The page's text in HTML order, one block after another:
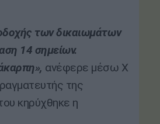
των δικαιωμάτων
14 σημείων.
ανέφερε μέσω X
της
κηρύχθηκε η